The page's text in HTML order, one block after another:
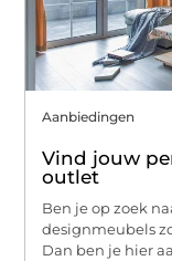
Aanbiedingen
Vind jouw
outlet
Ben je op zoek
designmeubels
Dan ben je hier